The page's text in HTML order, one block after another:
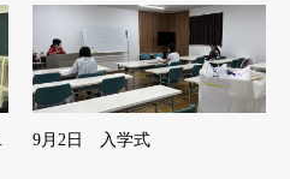
9月2日 入学式